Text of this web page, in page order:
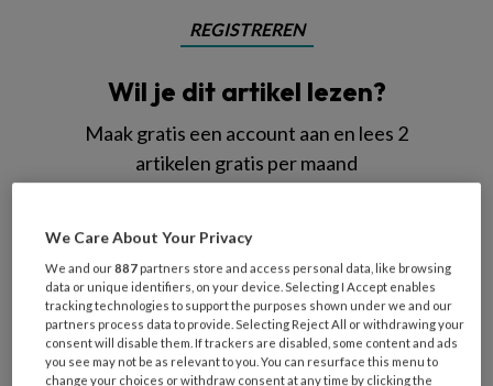
REGISTREREN
Wil je dit artikel lezen?
Maak gratis een account aan en lees 2
artikelen gratis per maand
Wat
is
je
e-
Kies
We Care About Your Privacy
We and our887 partners store and access personal data, like browsing
data or unique identifiers, on your device. Selecting I Accept enables
tracking technologies to support the purposes shown under we and our
partners process data to provide. Selecting Reject All or withdrawing your
consent will disable them. If trackers are disabled, some content and ads
you see may not be as relevant to you. You can resurface this menu to
change your choices or withdraw consent at any time by clicking the